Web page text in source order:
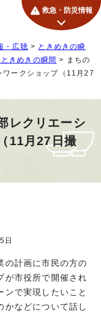
救急・防災情報
・広聴 > ときめきの瞬
きめきの瞬間 > まちの
ワークショップ（11月27
レクリエーシ
11月27日撮
日
の計画に市民の方の
が市役所で開催され
ンで実現したいこと
かなどについて話し